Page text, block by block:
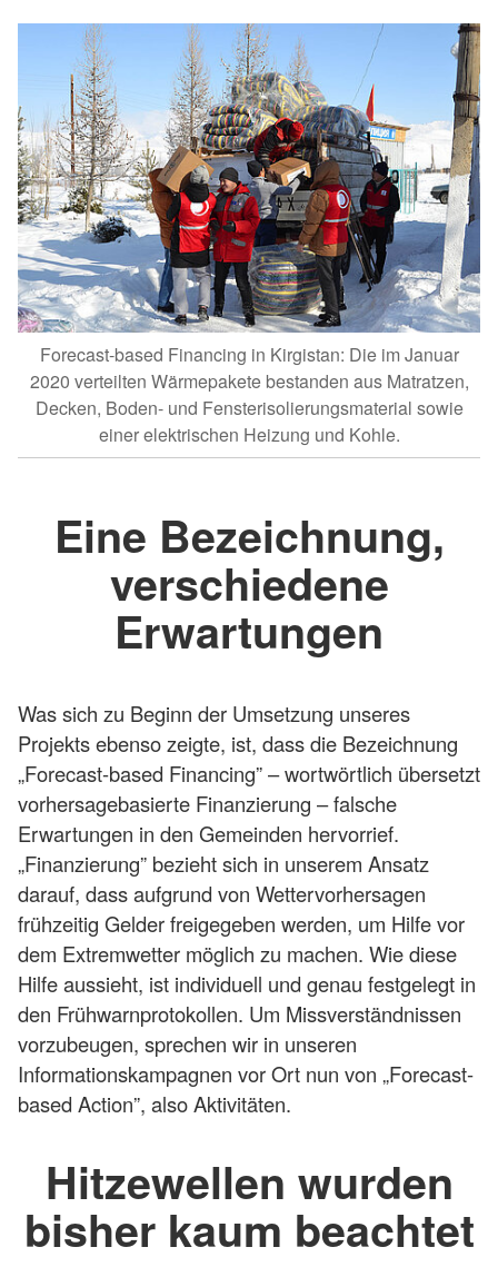
Forecast-based Financing in Kirgistan: Die im Januar
2020 verteilten Wärmepakete bestanden aus Matratzen,
Decken, Boden- und Fensterisolierungsmaterial sowie
einer elektrischen Heizung und Kohle.
Eine Bezeichnung,
verschiedene
Erwartungen
Was sich zu Beginn der Umsetzung unseres
Projekts ebenso zeigte, ist, dass die Bezeichnung
„Forecast-based Financing” – wortwörtlich übersetzt
vorhersagebasierte Finanzierung – falsche
Erwartungen in den Gemeinden hervorrief.
„Finanzierung” bezieht sich in unserem Ansatz
darauf, dass aufgrund von Wettervorhersagen
frühzeitig Gelder freigegeben werden, um Hilfe vor
dem Extremwetter möglich zu machen. Wie diese
Hilfe aussieht, ist individuell und genau festgelegt in
den Frühwarnprotokollen. Um Missverständnissen
vorzubeugen, sprechen wir in unseren
Informationskampagnen vor Ort nun von „Forecast-
based Action”, also Aktivitäten.
Hitzewellen wurden
bisher kaum beachtet